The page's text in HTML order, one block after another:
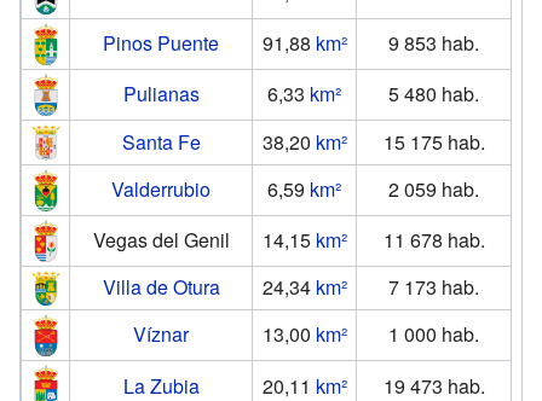
Pinos Puente
91,88 km²
9 853 hab.
Pulianas
6,33 km² 5 480 hab.
Santa Fe
38,20 km² 15 175 hab.
Valderrubio
6,59 km²
2 059 hab.
Vegas del Genil
14,15 km² 11 678 hab.
Villa de Otura
24,34 km² 7 173 hab.
Víznar
13,00 km² 1 000 hab.
La Zubia
20,11 km² 19 473 hab.